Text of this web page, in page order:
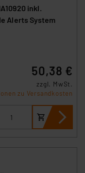
inkl.
Alerts System
50,38 €
zzgl. MwSt.
zu Versandkosten